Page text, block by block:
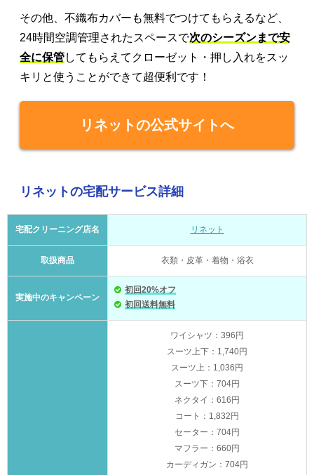
その他、不織布カバーも無料でつけてもらえるなど、
24時間空調管理されたスペースで次のシーズンまで安
全に保管してもらえてクローゼット・押し入れをスッ
キリと使うことができて超便利です！
リネットの公式サイトへ
リネットの宅配サービス詳細
宅配クリーニング店名 リネット
取扱商品 衣類・皮革・着物・浴衣
実施中のキャンペーン
初回20%オフ
初回送料無料
ワイシャツ：396円
スーツ上下：1,740円
スーツ上：1,036円
スーツ下：704円
ネクタイ：616円
コート：1,832円
セーター：704円
マフラー：660円
カーディガン：704円